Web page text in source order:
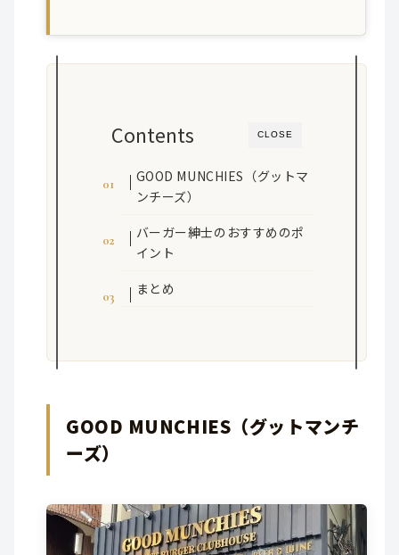
CLOSE
Contents
GOOD MUNCHIES（グットマ
ンチーズ）
バーガー紳士のおすすめのポ
イント
まとめ
GOOD MUNCHIES（グットマンチ
ーズ）